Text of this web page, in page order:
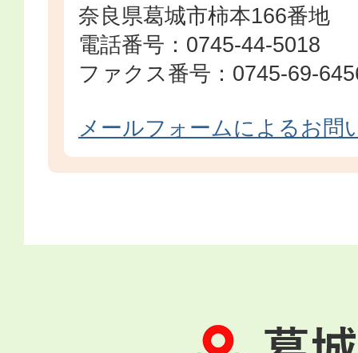
奈良県葛城市柿本166番地
電話番号：0745-44-5018
ファクス番号：0745-69-
メールフォームによるお問
葛